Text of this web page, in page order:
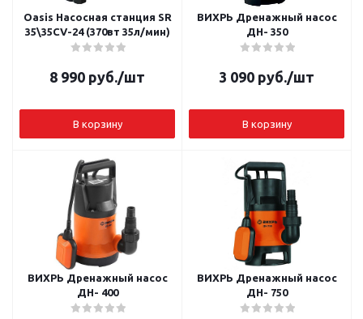
Oasis Насосная станция SR
35\35CV-24 (370вт 35л/мин)
8 990 руб./шт
В корзину
ВИХРЬ Дренажный насос
ДН- 350
3 090 руб./шт
В корзину
ВИХРЬ Дренажный насос
ДН- 400
ВИХРЬ Дренажный насос
ДН- 750